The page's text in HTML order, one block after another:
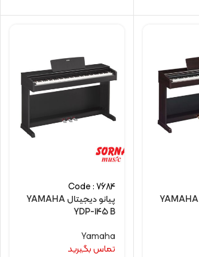
پیانو دیجیتال YAMAHA
Code : 7684
پیانو دیجیتال YAMAHA
YDP-145 B
Yamaha
تماس بگیرید